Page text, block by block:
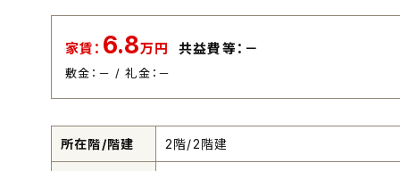
家賃： 6.8万円 共益費等：－
敷金：－ / 礼金：－
所在階/階建 2階/2階建